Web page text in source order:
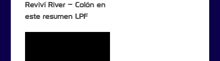
Reviví River – Colón en
este resumen LPF